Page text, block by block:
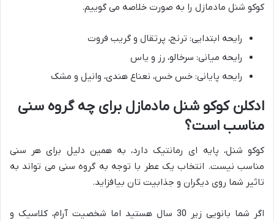
کوکو شنل مادمازل را به صورت خلاصه می گوییم.
رایحه ابتدایی: ترنج، پرتقال و گریب فروت
رایحه میانی: سرخالو، رز و یاس
رایحه پایانی: خس خس، نعناع هندی، وانیل و مشک
ادکلن کوکو شنل مادمازل برای چه گروه سنی
مناسب است؟
کوکو شنل، پایه ای رمانتیک دارد، به همین دلیل برای هر سنی
مناسب نیست. انتخاب یک عطر با توجه به گروه سنی می تواند به
تاثیر شما روی دیگران و جذابیت تان بیافزاید.
اگر شما بانویی زیر 30 سال هستید اما شخصیت آرام، کلاسیک و